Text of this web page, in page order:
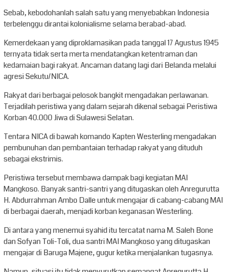
Sebab, kebodohanlah salah satu yang menyebabkan Indonesia
terbelenggu dirantai kolonialisme selama berabad-abad.
Kemerdekaan yang diproklamasikan pada tanggal 17 Agustus 1945
ternyata tidak serta merta mendatangkan ketentraman dan
kedamaian bagi rakyat. Ancaman datang lagi dari Belanda melalui
agresi Sekutu/NICA.
Rakyat dari berbagai pelosok bangkit mengadakan perlawanan.
Terjadilah peristiwa yang dalam sejarah dikenal sebagai Peristiwa
Korban 40.000 Jiwa di Sulawesi Selatan.
Tentara NICA di bawah komando Kapten Westerling mengadakan
pembunuhan dan pembantaian terhadap rakyat yang dituduh
sebagai ekstrimis.
Peristiwa tersebut membawa dampak bagi kegiatan MAI
Mangkoso. Banyak santri-santri yang ditugaskan oleh Anregurutta
H. Abdurrahman Ambo Dalle untuk mengajar di cabang-cabang MAI
di berbagai daerah, menjadi korban keganasan Westerling.
Di antara yang menemui syahid itu tercatat nama M. Saleh Bone
dan Sofyan Toli-Toli, dua santri MAI Mangkoso yang ditugaskan
mengajar di Baruga Majene, gugur ketika menjalankan tugasnya.